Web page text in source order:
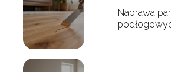
Naprawa